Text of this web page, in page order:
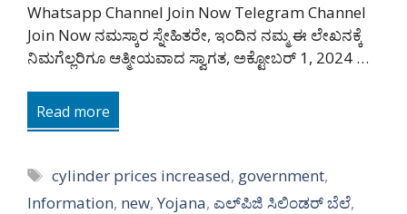
Whatsapp Channel Join Now Telegram Channel
Join Now ನಮಸ್ಕಾರ ಸ್ನೇಹಿತರೇ, ಇಂದಿನ ನಮ್ಮ ಈ ಲೇಖನಕ್ಕೆ
ನಿಮಗೆಲ್ಲರಿಗೂ ಆತ್ಮೀಯವಾದ ಸ್ವಾಗತ, ಅಕ್ಟೋಬರ್ 1, 2024 …
Read more
Tags
cylinder prices increased, government,
Information, new, Yojana, ಎಲ್‌ಪಿಜಿ ಸಿಲಿಂಡರ್ ಬೆಲೆ,